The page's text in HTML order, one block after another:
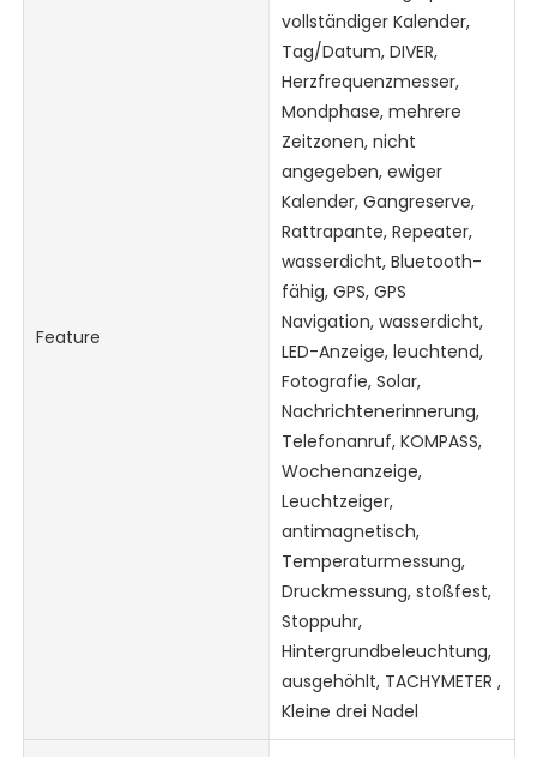
Feature
vollständiger Kalender,
Tag/Datum, DIVER,
Herzfrequenzmesser,
Mondphase, mehrere
Zeitzonen, nicht
angegeben, ewiger
Kalender, Gangreserve,
Rattrapante, Repeater,
wasserdicht, Bluetooth-
fähig, GPS, GPS
Navigation, wasserdicht,
LED-Anzeige, leuchtend,
Fotografie, Solar,
Nachrichtenerinnerung,
Telefonanruf, KOMPASS,
Wochenanzeige,
Leuchtzeiger,
antimagnetisch,
Temperaturmessung,
Druckmessung, stoßfest,
Stoppuhr,
Hintergrundbeleuchtung,
ausgehöhlt, TACHYMETER ,
Kleine drei Nadel